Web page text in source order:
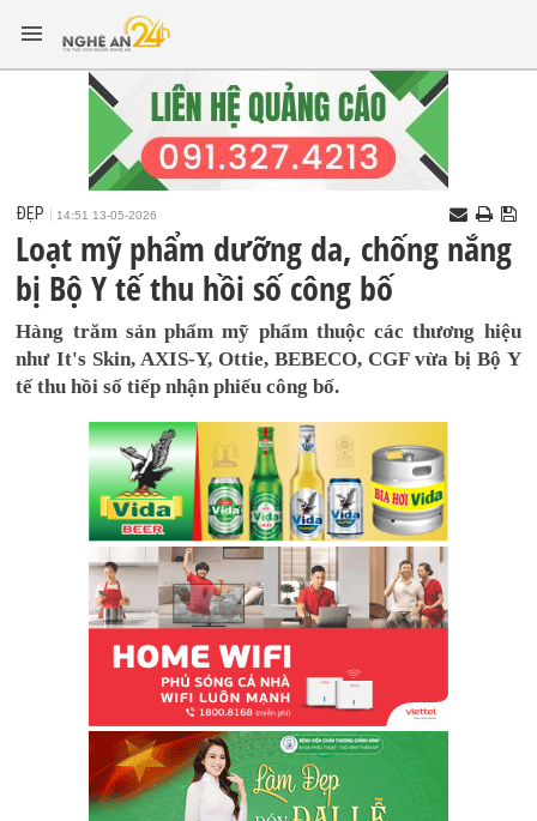
ĐẸP 14:51 13-05-2026
Loạt mỹ phẩm dưỡng da, chống nắng
bị Bộ Y tế thu hồi số công bố
Hàng trăm sản phẩm mỹ phẩm thuộc các thương hiệu
như It's Skin, AXIS-Y, Ottie, BEBECO, CGF vừa bị Bộ Y
tế thu hồi số tiếp nhận phiếu công bố.